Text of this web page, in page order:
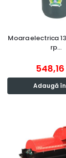
Moara electrica
rp…
548,16
Adaugă